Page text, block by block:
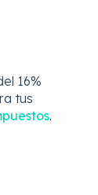
16%
tus
.